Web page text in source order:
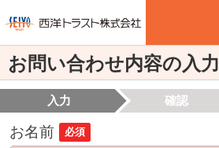
お問い合わせ内容の入力
入力 確認
お名前 必須